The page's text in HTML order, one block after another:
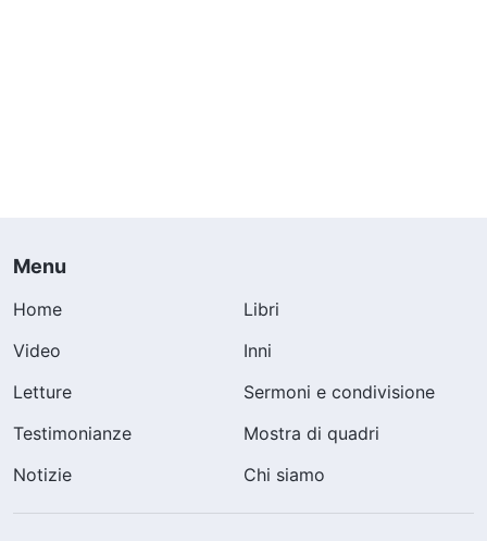
Menu
Home
Libri
Video
Inni
Letture
Sermoni e condivisione
Testimonianze
Mostra di quadri
Notizie
Chi siamo